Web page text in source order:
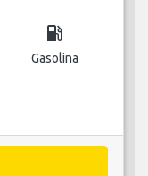
local_gas_station
Gasolina